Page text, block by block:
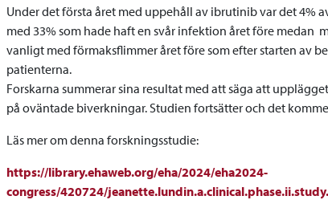
Under det första året med uppehåll av ibrutinib var det 4%
med 33% som hade haft en svår infektion året före medan
vanligt med förmaksflimmer året före som efter starten av
patienterna.
Forskarna summerar sina resultat med att säga att
på oväntade biverkningar. Studien fortsätter och det
Läs mer om denna forskningsstudie:
https://library.ehaweb.org/eha/2024/eha2024-
congress/420724/